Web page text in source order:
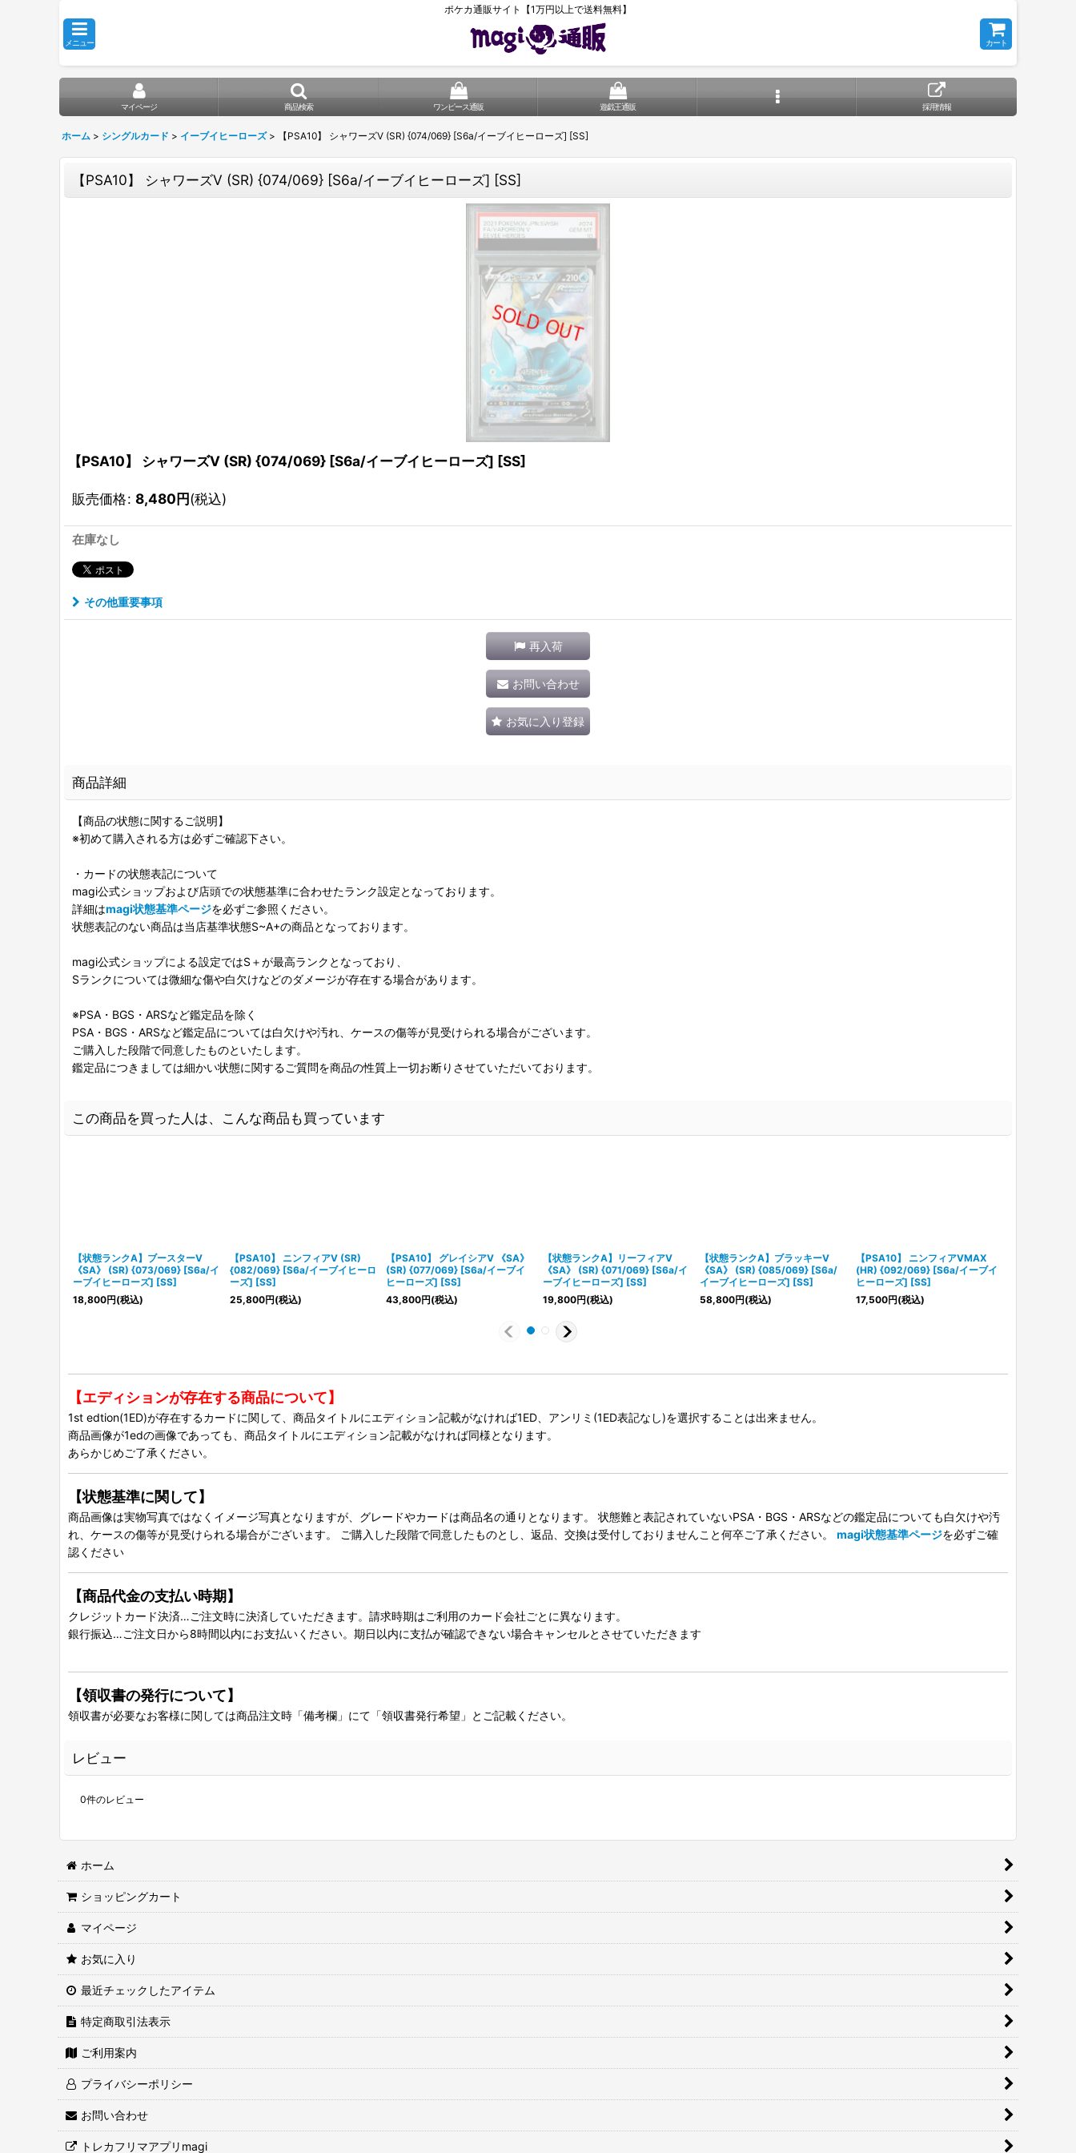
ポケカ通販サイト【1万円以上で送料無料】
メニュー カート
マイページ 商品検索 ワンピース通販 遊戯王通販 採用情報
ホーム > シングルカード > イーブイヒーローズ > 【PSA10】 シャワーズV (SR) {074/069} [S6a/イーブイヒーローズ] [SS]
【PSA10】 シャワーズV (SR) {074/069} [S6a/イーブイヒーローズ] [SS]
【PSA10】 シャワーズV (SR) {074/069} [S6a/イーブイヒーローズ] [SS]
販売価格: 8,480円(税込)
在庫なし
その他重要事項
再入荷
お問い合わせ
お気に入り登録
商品詳細
【商品の状態に関するご説明】
※初めて購入される方は必ずご確認下さい。
・カードの状態表記について
magi公式ショップおよび店頭での状態基準に合わせたランク設定となっております。
詳細はmagi状態基準ページを必ずご参照ください。
状態表記のない商品は当店基準状態S~A+の商品となっております。
magi公式ショップによる設定ではS＋が最高ランクとなっており、
Sランクについては微細な傷や白欠けなどのダメージが存在する場合があります。
※PSA・BGS・ARSなど鑑定品を除く
PSA・BGS・ARSなど鑑定品については白欠けや汚れ、ケースの傷等が見受けられる場合がございます。
ご購入した段階で同意したものといたします。
鑑定品につきましては細かい状態に関するご質問を商品の性質上一切お断りさせていただいております。
この商品を買った人は、こんな商品も買っています
【状態ランクA】ブースターV
《SA》 (SR) {073/069} [S6a/イ
ーブイヒーローズ] [SS]
18,800円(税込)
【PSA10】 ニンフィアV (SR)
{082/069} [S6a/イーブイヒーロ
ーズ] [SS]
25,800円(税込)
【PSA10】 グレイシアV 《SA》
(SR) {077/069} [S6a/イーブイ
ヒーローズ] [SS]
43,800円(税込)
【状態ランクA】リーフィアV
《SA》 (SR) {071/069} [S6a/イ
ーブイヒーローズ] [SS]
19,800円(税込)
【状態ランクA】ブラッキーV
《SA》 (SR) {085/069} [S6a/
イーブイヒーローズ] [SS]
58,800円(税込)
【PSA10】 ニンフィアVMAX
(HR) {092/069} [S6a/イーブイ
ヒーローズ] [SS]
17,500円(税込)
【エディションが存在する商品について】
1st edtion(1ED)が存在するカードに関して、商品タイトルにエディション記載がなければ1ED、アンリミ(1ED表記なし)を選択することは出来ません。
商品画像が1edの画像であっても、商品タイトルにエディション記載がなければ同様となります。
あらかじめご了承ください。
【状態基準に関して】
商品画像は実物写真ではなくイメージ写真となりますが、グレードやカードは商品名の通りとなります。 状態難と表記されていないPSA・BGS・ARSなどの鑑定品についても白欠けや汚
れ、ケースの傷等が見受けられる場合がございます。 ご購入した段階で同意したものとし、返品、交換は受付しておりませんこと何卒ご了承ください。 magi状態基準ページを必ずご確
認ください
【商品代金の支払い時期】
クレジットカード決済…ご注文時に決済していただきます。請求時期はご利用のカード会社ごとに異なります。
銀行振込…ご注文日から8時間以内にお支払いください。期日以内に支払が確認できない場合キャンセルとさせていただきます
【領収書の発行について】
領収書が必要なお客様に関しては商品注文時「備考欄」にて「領収書発行希望」とご記載ください。
レビュー
0件のレビュー
ホーム
ショッピングカート
マイページ
お気に入り
最近チェックしたアイテム
特定商取引法表示
ご利用案内
プライバシーポリシー
お問い合わせ
トレカフリマアプリmagi